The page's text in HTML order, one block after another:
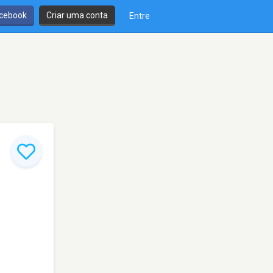
Criar uma conta Entre